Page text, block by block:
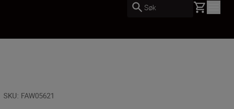
Søk Basket
SKU: FAW05621